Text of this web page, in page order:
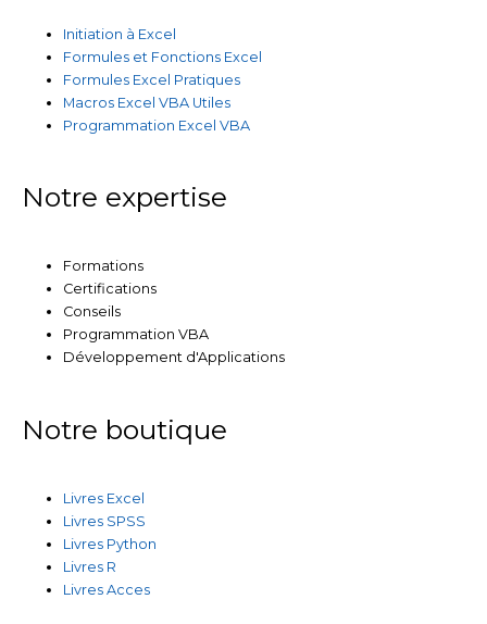
Initiation à Excel
Formules et Fonctions Excel
Formules Excel Pratiques
Macros Excel VBA Utiles
Programmation Excel VBA
Notre expertise
Formations
Certifications
Conseils
Programmation VBA
Développement d'Applications
Notre boutique
Livres Excel
Livres SPSS
Livres Python
Livres R
Livres Acces